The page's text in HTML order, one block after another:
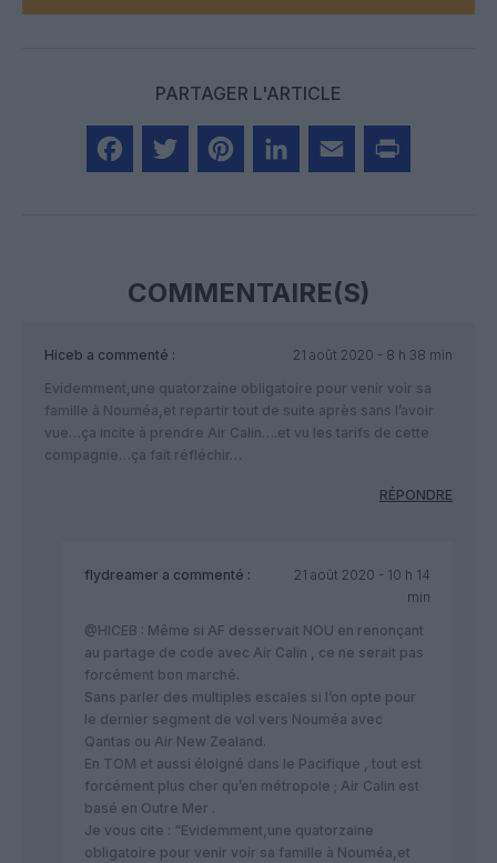
PARTAGER L'ARTICLE
COMMENTAIRE(S)
Hiceb a commenté :
21 août 2020 - 8 h 38 min
Evidemment,une quatorzaine obligatoire pour venir voir sa
famille à Nouméa,et repartir tout de suite après sans l’avoir
vue…ça incite à prendre Air Calin….et vu les tarifs de cette
compagnie…ça fait réfléchir…
RÉPONDRE
flydreamer a commenté :
21 août 2020 - 10 h 14
min
@HICEB : Même si AF desservait NOU en renonçant
au partage de code avec Air Calin , ce ne serait pas
forcément bon marché.
Sans parler des multiples escales si l’on opte pour
le dernier segment de vol vers Nouméa avec
Qantas ou Air New Zealand.
En TOM et aussi éloigné dans le Pacifique , tout est
forcément plus cher qu’en métropole ; Air Calin est
basé en Outre Mer .
Je vous cite : “Evidemment,une quatorzaine
obligatoire pour venir voir sa famille à Nouméa,et